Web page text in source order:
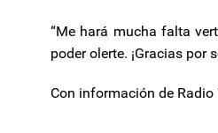
“Me hará mucha falta
poder olerte. ¡Gracias
Con información de Radio